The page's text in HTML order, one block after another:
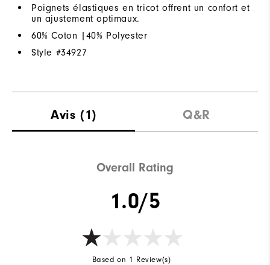
Poignets élastiques en tricot offrent un confort et
un ajustement optimaux.
60% Coton |40% Polyester
Style #34927
Avis (1) Q&R
Overall Rating
1.0/5
Based on 1 Review(s)